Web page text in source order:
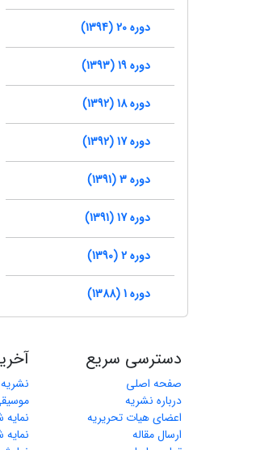
دوره 20 (1394)
دوره 19 (1393)
دوره 18 (1392)
دوره 17 (1392)
دوره 3 (1391)
دوره 17 (1391)
دوره 2 (1390)
دوره 1 (1388)
دسترسی سریع
صفحه اصلی
درباره نشریه
اعضای هیات تحریریه
ارسال مقاله